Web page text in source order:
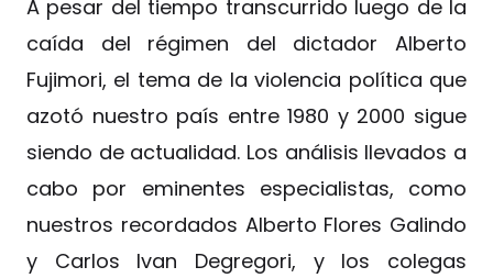
A pesar del tiempo transcurrido luego de la
caída del régimen del dictador Alberto
Fujimori, el tema de la violencia política que
azotó nuestro país entre 1980 y 2000 sigue
siendo de actualidad. Los análisis llevados a
cabo por eminentes especialistas, como
nuestros recordados Alberto Flores Galindo
y Carlos Ivan Degregori, y los colegas